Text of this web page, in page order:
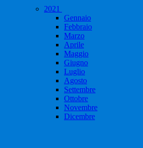
2021
Gennaio
Febbraio
Marzo
Aprile
Maggio
Giugno
Luglio
Agosto
Settembre
Ottobre
Novembre
Dicembre